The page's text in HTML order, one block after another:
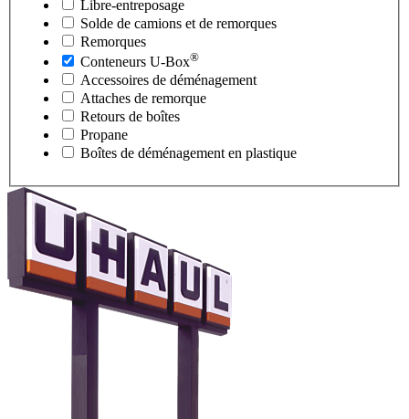
Libre-entreposage
Solde de camions et de remorques
Remorques
Conteneurs U-Box®
Accessoires de déménagement
Attaches de remorque
Retours de boîtes
Propane
Boîtes de déménagement en plastique